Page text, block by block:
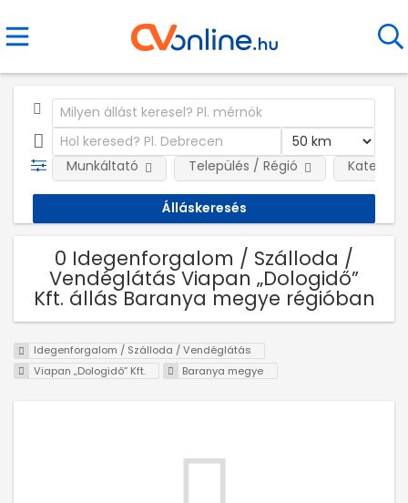
Munkáltató Település / Régió
0 Idegenforgalom / Szálloda /
Vendéglátás Viapan „Dologidő”
Kft. állás Baranya megye régióban
Idegenforgalom / Szálloda / Vendéglátás
Viapan „Dologidő” Kft.
Baranya megye